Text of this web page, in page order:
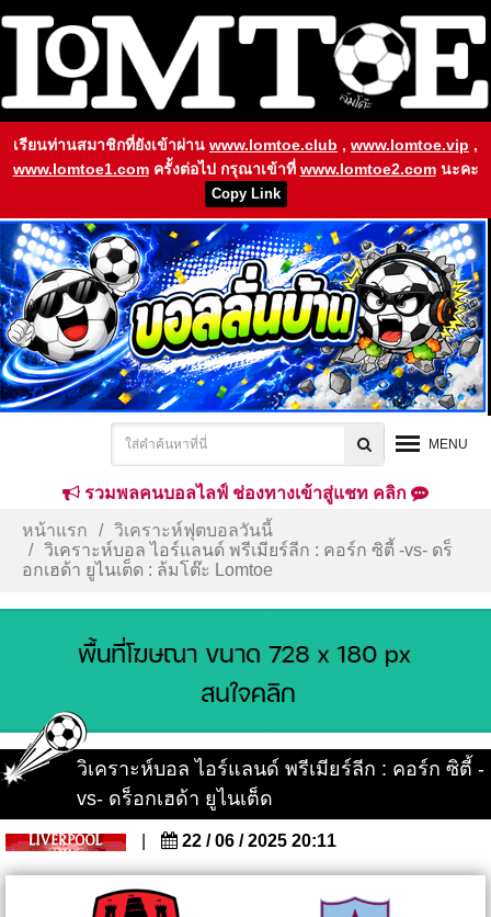
เรียนท่านสมาชิกที่ยังเข้าผ่าน www.lomtoe.club , www.lomtoe.vip ,
www.lomtoe1.com ครั้งต่อไป กรุณาเข้าที่ www.lomtoe2.comนะคะ
Copy Link
MENU
รวมพลคนบอลไลฟ์ ช่องทางเข้าสู่แชท คลิก
หน้าแรก
วิเคราะห์ฟุตบอลวันนี้
วิเคราะห์บอล ไอร์แลนด์ พรีเมียร์ลีก : คอร์ก ซิตี้ -vs- ดร็
อกเฮด้า ยูไนเต็ด : ล้มโต๊ะ Lomtoe
วิเคราะห์บอล ไอร์แลนด์ พรีเมียร์ลีก : คอร์ก ซิตี้ -
vs- ดร็อกเฮด้า ยูไนเต็ด
22 / 06 / 2025 20:11